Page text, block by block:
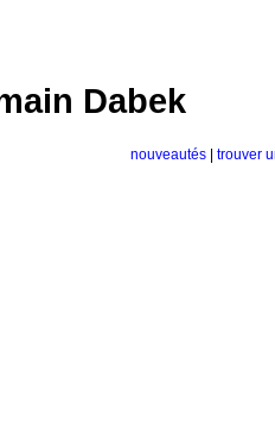
Dabek
nouveautés
trouver